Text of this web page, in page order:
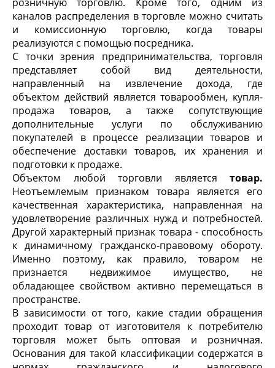
розничную торговлю. Кроме того, одним из
каналов распределения в торговле можно считать
и комиссионную торговлю, когда товары
реализуются с помощью посредника.
С точки зрения предпринимательства, торговля
представляет собой вид деятельности,
направленный на извлечение дохода, где
объектом действий является товарообмен, купля-
продажа товаров, а также сопутствующие
дополнительные услуги по обслуживанию
покупателей в процессе реализации товаров и
обеспечение доставки товаров, их хранения и
подготовки к продаже.
Объектом любой торговли является товар.
Неотъемлемым признаком товара является его
качественная характеристика, направленная на
удовлетворение различных нужд и потребностей.
Другой характерный признак товара - способность
к динамичному гражданско-правовому обороту.
Именно поэтому, как правило, товаром не
признается недвижимое имущество, не
обладающее свойством активно перемещаться в
пространстве.
В зависимости от того, какие стадии обращения
проходит товар от изготовителя к потребителю
торговля может быть оптовая и розничная.
Основания для такой классификации содержатся в